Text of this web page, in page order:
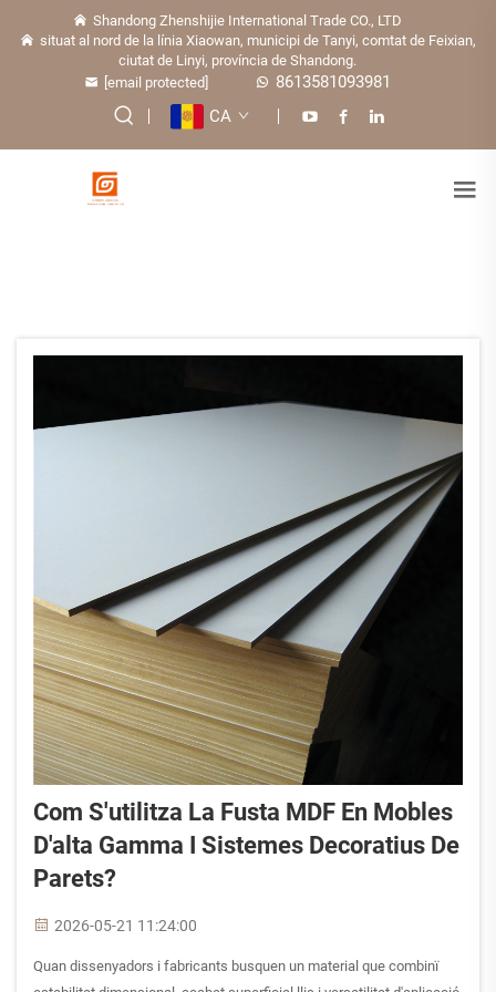
Shandong Zhenshijie International Trade CO., LTD
situat al nord de la línia Xiaowan, municipi de Tanyi, comtat de Feixian,
ciutat de Linyi, província de Shandong.
[email protected]
8613581093981
CA
Com S'utilitza La Fusta MDF En Mobles
D'alta Gamma I Sistemes Decoratius De
Parets?
2026-05-21 11:24:00
Quan dissenyadors i fabricants busquen un material que combinï